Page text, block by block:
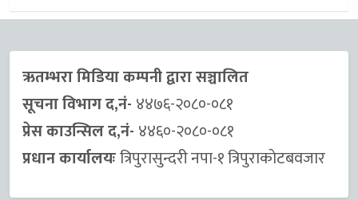
ऋतम्भरा मिडिया कम्पनी द्वारा सञ्चालित
सूचना विभाग द,नं- ४४७६-२०८०-०८१
प्रेस काउन्सिल द,नं- ४४६०-२०८०-०८१
प्रधान कार्यालयःत्रिपुरासुन्दरी नपा-१ त्रिपुराकाेटबवजार